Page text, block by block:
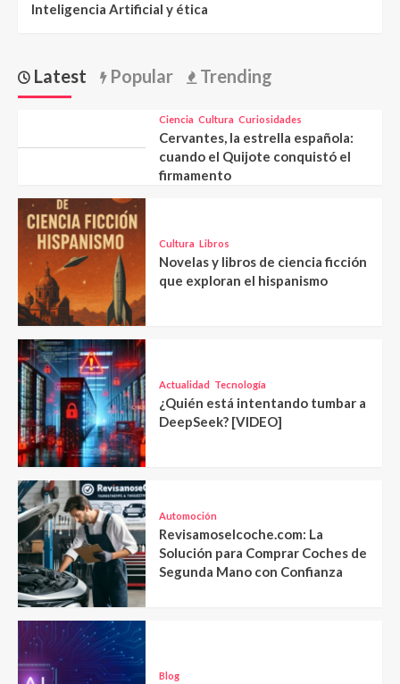
Inteligencia Artificial y ética
Latest Popular Trending
Ciencia Cultura Curiosidades
Cervantes, la estrella española:
cuando el Quijote conquistó el
firmamento
Cultura Libros
Novelas y libros de ciencia ficción
que exploran el hispanismo
Actualidad Tecnología
¿Quién está intentando tumbar a
DeepSeek? [VIDEO]
Automoción
Revisamoselcoche.com: La
Solución para Comprar Coches de
Segunda Mano con Confianza
Blog